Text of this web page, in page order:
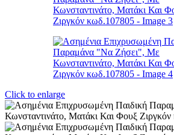
Click to enlarge